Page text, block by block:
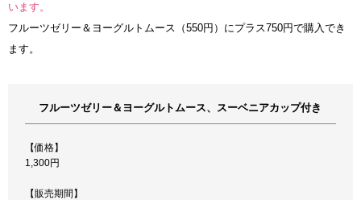
います。
フルーツゼリー＆ヨーグルトムース（550円）にプラス750円で購入でき
ます。
フルーツゼリー＆ヨーグルトムース、スーベニアカップ付き
【価格】
1,300円
【販売期間】